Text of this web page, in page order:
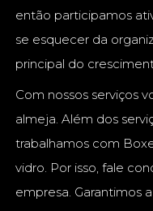
então participamos
se esquecer da
principal do
Com nossos serviços
almeja. Além dos
trabalhamos com
vidro. Por isso, fale
empresa. Garantimos